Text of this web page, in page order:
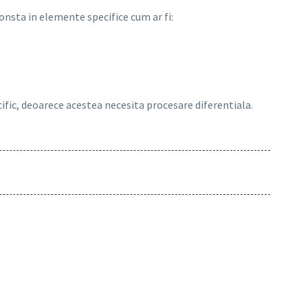
in elemente specifice cum ar fi:
deoarece acestea necesita procesare diferentiala.